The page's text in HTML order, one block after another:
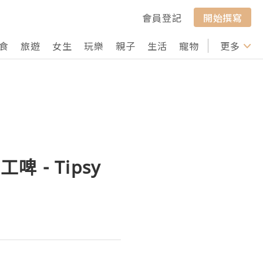
會員登記
開始撰寫
旅遊 女生 玩樂 親子 生活 寵物 行山 打卡
更多
啤 - Tipsy